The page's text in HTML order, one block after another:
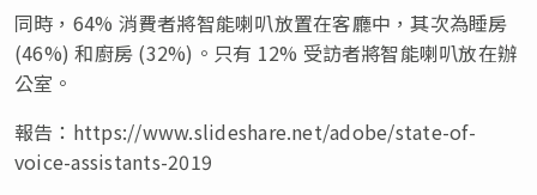
同時，64% 消費者將智能喇叭放置在客廳中，其次為睡房
(46%) 和廚房 (32%)。只有 12% 受訪者將智能喇叭放在辦
公室。
報告：https://www.slideshare.net/adobe/state-of-
voice-assistants-2019